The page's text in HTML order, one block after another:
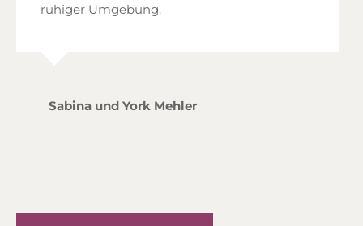
ruhiger Umgebung.
Sabina und York Mehler